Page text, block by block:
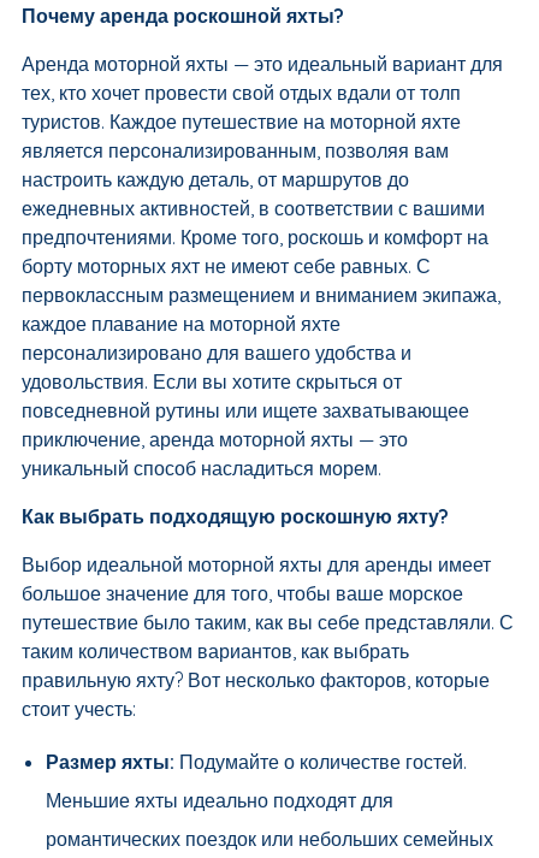
Почему аренда роскошной яхты?
Аренда моторной яхты — это идеальный вариант для
тех, кто хочет провести свой отдых вдали от толп
туристов. Каждое путешествие на моторной яхте
является персонализированным, позволяя вам
настроить каждую деталь, от маршрутов до
ежедневных активностей, в соответствии с вашими
предпочтениями. Кроме того, роскошь и комфорт на
борту моторных яхт не имеют себе равных. С
первоклассным размещением и вниманием экипажа,
каждое плавание на моторной яхте
персонализировано для вашего удобства и
удовольствия. Если вы хотите скрыться от
повседневной рутины или ищете захватывающее
приключение, аренда моторной яхты — это
уникальный способ насладиться морем.
Как выбрать подходящую роскошную яхту?
Выбор идеальной моторной яхты для аренды имеет
большое значение для того, чтобы ваше морское
путешествие было таким, как вы себе представляли. С
таким количеством вариантов, как выбрать
правильную яхту? Вот несколько факторов, которые
стоит учесть:
Размер яхты: Подумайте о количестве гостей.
Меньшие яхты идеально подходят для
романтических поездок или небольших семейных